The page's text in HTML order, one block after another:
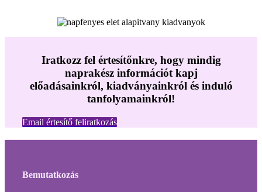
Iratkozz fel értesítőnkre, hogy mindig
naprakész információt kapj
előadásainkról, kiadványainkról és induló
tanfolyamainkról!
Email értesítő feliratkozás
Bemutatkozás